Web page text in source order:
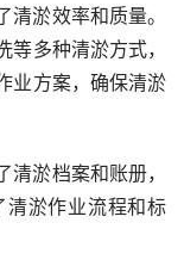
淤效率和质量。
多种清淤方式，
业方案，确保清淤
淤档案和账册，
淤作业流程和标